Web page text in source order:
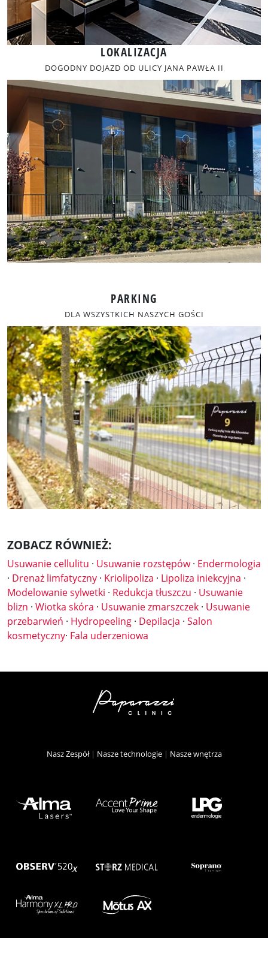
LOKALIZACJA
DOGODNY DOJAZD OD ULICY JANA PAWŁA II
PARKING
DLA WSZYSTKICH NASZYCH GOŚCI
ZOBACZ RÓWNIEŻ:
Usuwanie cellulitu · Usuwanie rozstępów· Endermologia
· Drenaż limfatyczny · Kriolipoliza · Lipoliza iniekcyjna ·
Modelowanie sylwetki · Redukcja tłuszczu · Usuwanie
blizn · Wiotka skóra · Usuwanie zmarszczek · Usuwanie
przebarwień · Hydropeeling · Depilacja · Salon
kosmetyczny· Fala uderzeniowa
Nasz Zespół| Nasze technologie| Nasze wnętrza